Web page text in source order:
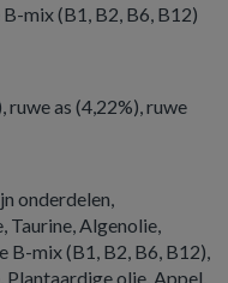
mix (B1, B2, B6, B12)
ruwe as (4,22%), ruwe
onderdelen,
Taurine, Algenolie,
B-mix (B1, B2, B6, B12),
olie, Appel,